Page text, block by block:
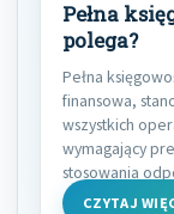
Pełna
polega?
Pełna
finansowa,
wszystkich
wymagający
stosowania
Zrozumienie,
CZYTAJ